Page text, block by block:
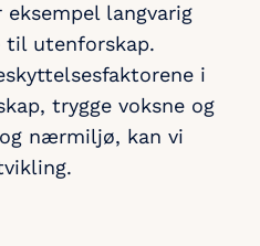
langvarig
til utenforskap.
i
trygge voksne og
nærmiljø, kan vi